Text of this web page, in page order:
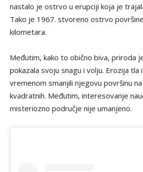
nastalo je ostrvo u erupciji koja je
Tako je 1967. stvoreno ostrvo
kilometara.
Međutim, kako to obično biva, priroda
pokazala svoju snagu i volju. Erozija tla
vremenom smanjili njegovu površinu
kvadratnih. Međutim, interesovanje
misteriozno područje nije umanjeno.